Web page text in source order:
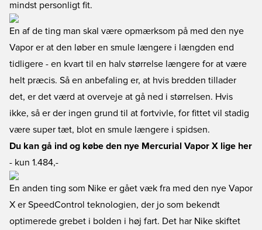
mindst personligt fit.
En af de ting man skal være opmærksom på med den nye
Vapor er at den løber en smule længere i længden end
tidligere - en kvart til en halv størrelse længere for at være
helt præcis. Så en anbefaling er, at hvis bredden tillader
det, er det værd at overveje at gå ned i størrelsen. Hvis
ikke, så er der ingen grund til at fortvivle, for fittet vil stadig
være super tæt, blot en smule længere i spidsen.
Du kan gå ind og købe den nye Mercurial Vapor X lige her
- kun 1.484,-
En anden ting som Nike er gået væk fra med den nye Vapor
X er SpeedControl teknologien, der jo som bekendt
optimerede grebet i bolden i høj fart. Det har Nike skiftet